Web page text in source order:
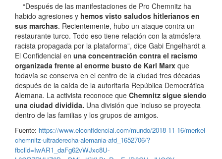
“Después de las manifestaciones de Pro Chemnitz ha
habido agresiones y hemos visto saludos hitlerianos en
sus marchas. Recientemente, hubo un ataque contra un
restaurante turco. Todo eso tiene relación con la atmósfera
racista propagada por la plataforma”, dice Gabi Engelhardt a
El Confidencial en una concentración contra el racismo
organizada frente al enorme busto de Karl Marx que
todavía se conserva en el centro de la ciudad tres décadas
después de la caída de la autoritaria República Democrática
Alemana. La activista reconoce que Chemnitz sigue siendo
una ciudad dividida. Una división que incluso se proyecta
dentro de las familias y los grupos de amigos.
Fuente: https://www.elconfidencial.com/mundo/2018-11-16/merkel-
chemnitz-ultraderecha-alemania-afd_1652706/?
fbclid=IwAR1_daFg62vWJxc8U-